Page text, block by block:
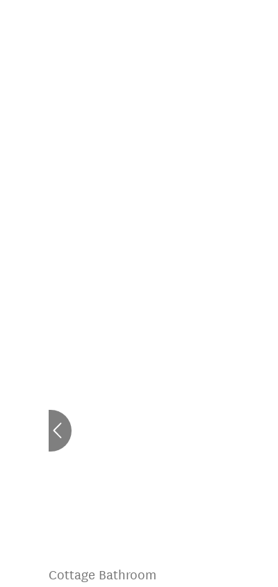
Cottage Bathroom